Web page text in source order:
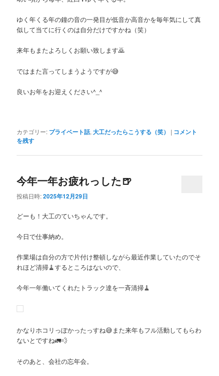
ゆく年くる年の鐘の音の一発目が低音か高音かを毎年気にして真
似して当てに行くのは自分だけですかね（笑）
来年もまたよろしくお願い致します🙇
ではまた言ってしまうようですが😅
良いお年をお迎えください^_^
カテゴリー: プライベート話,大工だったらこうする（笑） | コメント
を残す
今年一年お疲れっした🍺
投稿日時:2025年12月29日
どーも！大工のていちゃんです。
今日で仕事納め。
作業場は自分の方で片付け整頓しながら最近作業していたのでそ
れほど清掃🧹するところはないので、
今年一年働いてくれたトラック達を一斉清掃🧹
かなりホコリっぽかったっすね😅また来年もフル活動してもらわ
ないとですね🚛💨
そのあと、会社の忘年会。